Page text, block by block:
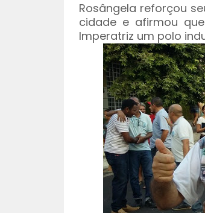
Rosângela reforçou
cidade e afirmou
Imperatriz um polo